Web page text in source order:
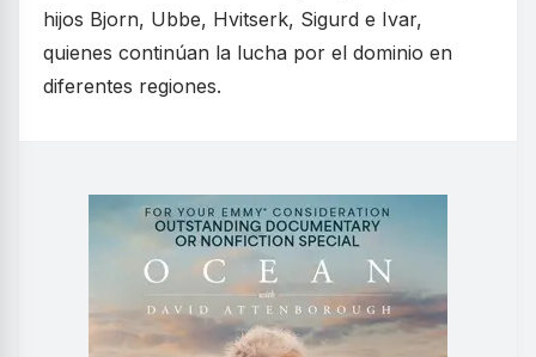
hijos Bjorn, Ubbe, Hvitserk, Sigurd e Ivar,
quienes continúan la lucha por el dominio en
diferentes regiones.